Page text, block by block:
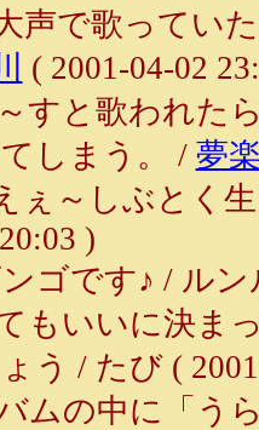
声で歌ってい
( 2001-04-02
すと歌われた
しまう。 / 夢
～しぶとく生
)
ゴです♪ / ルン
もいいに決ま
う / たび (
ムの中に「う